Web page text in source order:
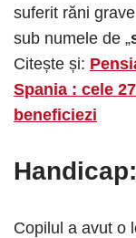
suferit răni
sub numele de „
Citește și:
Spania : cele
beneficiezi
Handicap
Copilul a avut o